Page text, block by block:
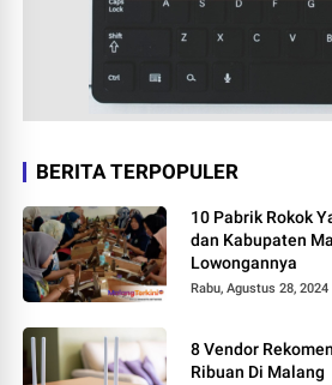
BERITA TERPOPULER
10 Pabrik Rokok
dan Kabupaten
Lowongannya
Rabu, Agustus 28, 2024
8 Vendor
Ribuan Di Malang